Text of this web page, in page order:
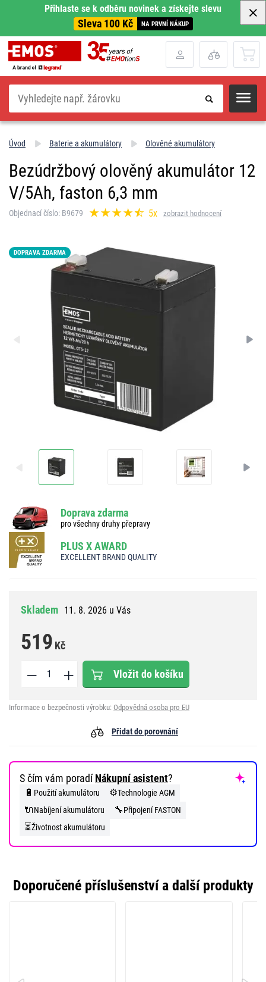
Přihlaste se k odběru novinek a získejte slevu
Sleva 100 Kč NA PRVNÍ NÁKUP
Hledat
Úvod Baterie a akumulátory Olověné akumulátory
Bezúdržbový olověný akumulátor 12
V/5Ah, faston 6,3 mm
Objednací číslo: B9679 5x zobrazit hodnocení
DOPRAVA ZDARMA
Doprava zdarma
pro všechny druhy přepravy
PLUS X AWARD
EXCELLENT BRAND QUALITY
Skladem 11. 8. 2026 u Vás
519 Kč
Vložit do košíku
Informace o bezpečnosti výrobku: Odpovědná osoba pro EU
Přidat do porovnání
S čím vám poradíNákupní asistent?
🔋 Použití akumulátoru ⚙️Technologie AGM
🔌Nabíjení akumulátoru 🔧Připojení FASTON
⏳Životnost akumulátoru
Doporučené příslušenství a další produkty